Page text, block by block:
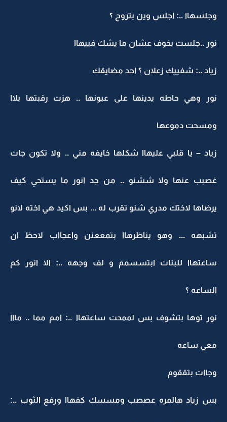
وجلسهاا ..: اجلس وين بتروح ؟
نور ..جلست بخوف عشان ما يشك فييهاا
زياد ..: شفييك زعلان ؟ احد مضايقك
نور وهي حاطه يدينها على عيونها .. هزت رقبتها بلاا
ومسحت دموعها
زياد – يا قلبي عليهاا شكلها خايفه مني .. ولا تكون جات
غصبب عنها ولا ششنو .. من جد انور ما يستحي كيف
يرضاها لاختك مدري شنو تقرب له ... بس اكيد هي اخته لانو
تشبهه ... وهو يناظرهاا بتمععنن واعجااب لاحظ ان
ساعتهاا للبنات ابتسسمم و لف وجهه ..: الا انور كم
الساعه ؟
نور توها بتشوف بس لممحت ساعتهاا ..: امم مما .. مااا
معي ساعه
وجاات بتققوم
بس زياد هالمره عصصب ومسسك كفهاا ورفع الثوب ..: